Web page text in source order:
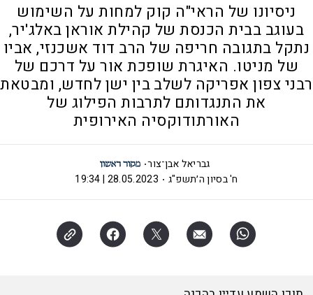
ניסיונו של הראי"ה קוק למחות על השימוש
בעוגב בבית הכנסת של קהילת אוראן באלג'יר,
נתקל בתגובה חריפה של הרב דוד אשכנזי, אביו
של מניטו. האיגרת שופכת אור על דרכם של
רבני צפון אפריקה לשלב בין ישן לחדש, ומבטאת
את התנגדותם לתרבות הפילוג של
האורתודוקסיה האירופית
גבריאל אבן־צור
ח' בסיון ה׳תשפ"ג
28.05.2023 | 19:34